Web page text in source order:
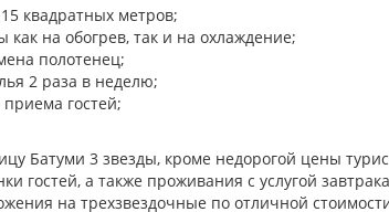
квадратных метров;
как на обогрев, так и на охлаждение;
полотенец;
2 раза в неделю;
приема гостей;
Батуми 3 звезды, кроме недорогой цены
гостей, а также проживания с услугой
на трехзвездочные по отличной